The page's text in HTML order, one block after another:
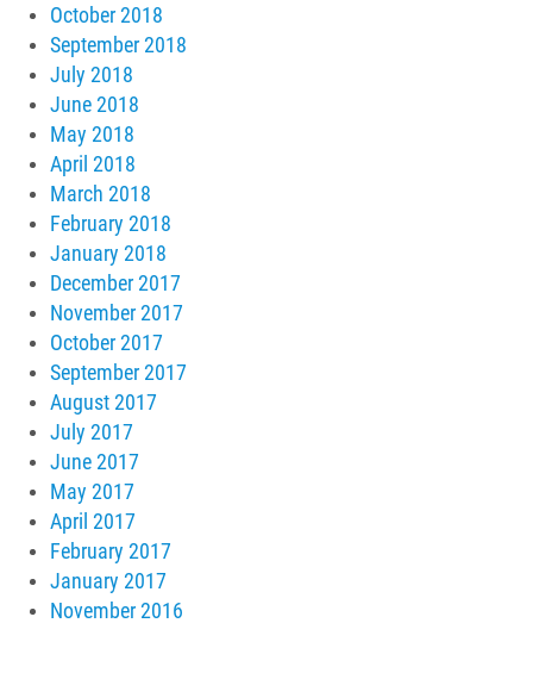
October 2018
September 2018
July 2018
June 2018
May 2018
April 2018
March 2018
February 2018
January 2018
December 2017
November 2017
October 2017
September 2017
August 2017
July 2017
June 2017
May 2017
April 2017
February 2017
January 2017
November 2016